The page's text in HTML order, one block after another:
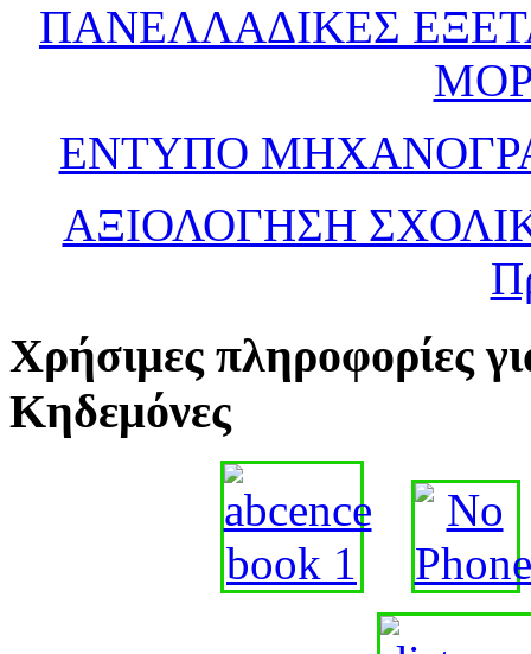
ΠΑΝΕΛΛΑΔΙΚΕΣ
ΕΝΤΥΠΟ
ΑΞΙΟΛΟΓΗΣΗ
Χρήσιμες πληροφορίες
Κηδεμόνες